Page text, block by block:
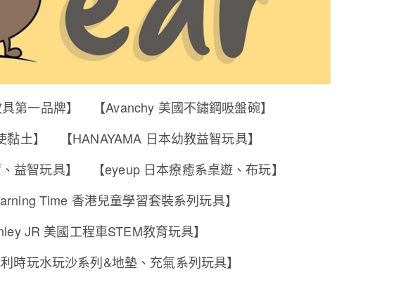
第一品牌】
【Avanchy 美國不鏽鋼吸盤碗】
土】
【HANAYAMA 日本幼教益智玩具】
益智玩具】
【eyeup 日本療癒系桌遊、布玩】
Time 香港兒童學習套裝系列玩具】
JR 美國工程車STEM教育玩具】
利時玩水玩沙系列&地墊、充氣系列玩具】